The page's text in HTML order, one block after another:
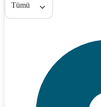
Tümü